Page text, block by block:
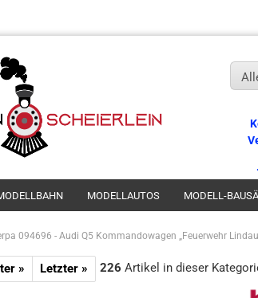
MODELLAUTOS MODELL-
094696 - Audi Q5 Kommandowagen „Feuerwehr
» Letzter » 226 Artikel in dieser